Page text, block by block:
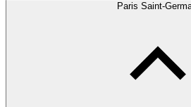
Paris Saint-